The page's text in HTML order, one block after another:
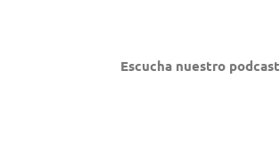
Escucha nuestro podcast